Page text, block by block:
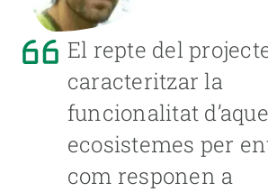
El repte del
caracteritzar la
funcionalitat
ecosistemes per
com responen a